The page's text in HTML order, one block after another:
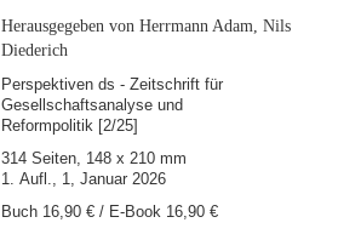
Herausgegeben von Herrmann Adam, Nils
Diederich
Perspektiven ds - Zeitschrift für
Gesellschaftsanalyse und
Reformpolitik [2/25]
314 Seiten, 148 x 210 mm
1. Aufl., 1, Januar 2026
Buch 16,90 € / E-Book 16,90 €